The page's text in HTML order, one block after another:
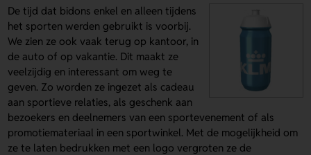
De tijd dat bidons enkel en alleen tijdens
het sporten werden gebruikt is voorbij.
We zien ze ook vaak terug op kantoor, in
de auto of op vakantie. Dit maakt ze
veelzijdig en interessant om weg te
geven. Zo worden ze ingezet als cadeau
aan sportieve relaties, als geschenk aan
bezoekers en deelnemers van een sportevenement of als
promotiemateriaal in een sportwinkel. Met de mogelijkheid om
ze te laten bedrukken met een logo vergroten ze de